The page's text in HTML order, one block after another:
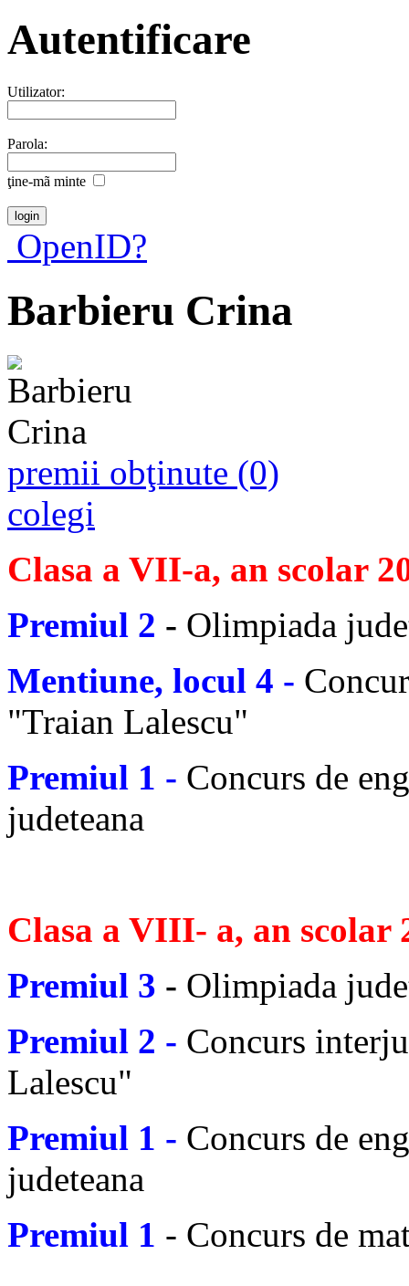
Autentificare
Utilizator:
Parola:
ţine-mã minte
OpenID?
Barbieru Crina
premii obţinute (0)
colegi
Clasa a VII-a, an scolar
Premiul 2 - Olimpiada
Mentiune, locul 4 -
"Traian Lalescu"
Premiul 1 - Concurs de
judeteana
Clasa a VIII- a, an scolar
Premiul 3 - Olimpiada
Premiul 2 - Concurs
Lalescu"
Premiul 1 - Concurs de
judeteana
Premiul 1 - Concurs de